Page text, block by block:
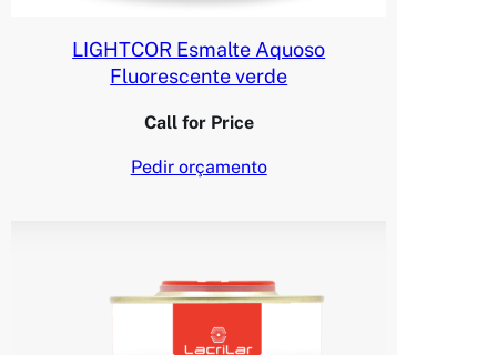
LIGHTCOR Esmalte Aquoso
Fluorescente verde
Call for Price
Pedir orçamento